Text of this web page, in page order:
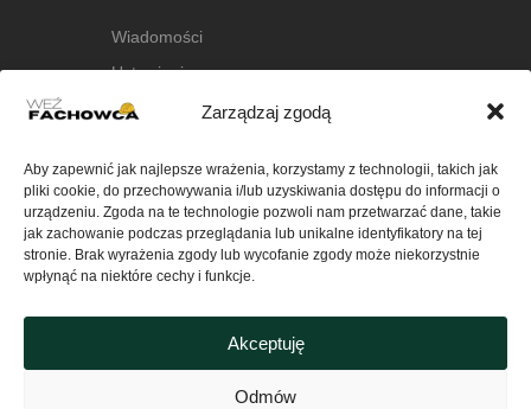
Zarządzaj zgodą
Aby zapewnić jak najlepsze wrażenia, korzystamy z technologii, takich jak
pliki cookie, do przechowywania i/lub uzyskiwania dostępu do informacji o
urządzeniu. Zgoda na te technologie pozwoli nam przetwarzać dane, takie
jak zachowanie podczas przeglądania lub unikalne identyfikatory na tej
stronie. Brak wyrażenia zgody lub wycofanie zgody może niekorzystnie
wpłynąć na niektóre cechy i funkcje.
Akceptuję
Odmów
Wiadomości
Ustawienia
O platformie
FAQ
Kontakt
Polityka Prywatności serwisu